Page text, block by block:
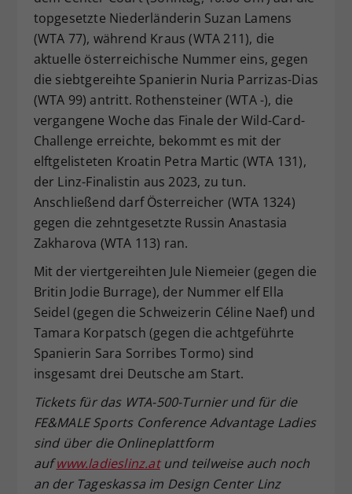
topgesetzte Niederländerin Suzan Lamens
(WTA 77), während Kraus (WTA 211), die
aktuelle österreichische Nummer eins, gegen
die siebtgereihte Spanierin Nuria Parrizas-Dias
(WTA 99) antritt. Rothensteiner (WTA -), die
vergangene Woche das Finale der Wild-Card-
Challenge erreichte, bekommt es mit der
elftgelisteten Kroatin Petra Martic (WTA 131),
der Linz-Finalistin aus 2023, zu tun.
Anschließend darf Österreicher (WTA 1324)
gegen die zehntgesetzte Russin Anastasia
Zakharova (WTA 113) ran.
Mit der viertgereihten Jule Niemeier (gegen die
Britin Jodie Burrage), der Nummer elf Ella
Seidel (gegen die Schweizerin Céline Naef) und
Tamara Korpatsch (gegen die achtgeführte
Spanierin Sara Sorribes Tormo) sind
insgesamt drei Deutsche am Start.
Tickets für das WTA-500-Turnier und für die
FE&MALE Sports Conference Advantage Ladies
sind über die Onlineplattform
auf www.ladieslinz.atund teilweise auch noch
an der Tageskassaim Design Center Linz